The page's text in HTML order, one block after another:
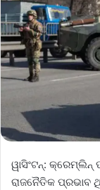
ୱାସିଂଟନ୍‌:
ରାଜନୈତିକ ପ୍ରଭାବ